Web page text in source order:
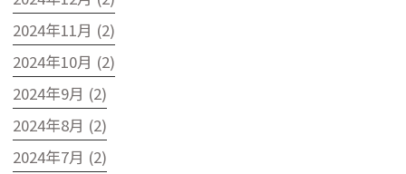
2024年11月 (2)
2024年10月 (2)
2024年9月 (2)
2024年8月 (2)
2024年7月 (2)